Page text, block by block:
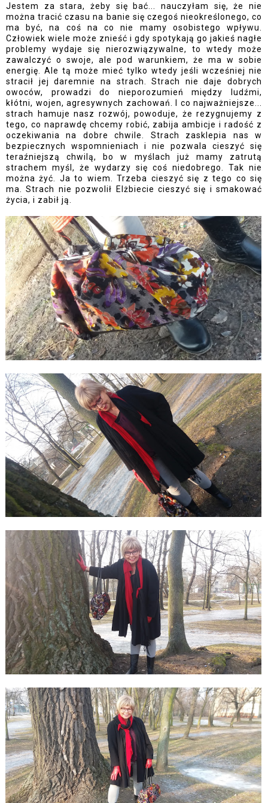
Jestem za stara, żeby się bać... nauczyłam się, że nie
można tracić czasu na banie się czegoś nieokreślonego, co
ma być, na coś na co nie mamy osobistego wpływu.
Człowiek wiele może znieść i gdy spotykają go jakieś nagłe
problemy wydaje się nierozwiązywalne, to wtedy może
zawalczyć o swoje, ale pod warunkiem, że ma w sobie
energię. Ale tą może mieć tylko wtedy jeśli wcześniej nie
stracił jej daremnie na strach. Strach nie daje dobrych
owoców, prowadzi do nieporozumień między ludźmi,
kłótni, wojen, agresywnych zachowań. I co najważniejsze...
strach hamuje nasz rozwój, powoduje, że rezygnujemy z
tego, co naprawdę chcemy robić, zabija ambicje i radość z
oczekiwania na dobre chwile. Strach zasklepia nas w
bezpiecznych wspomnieniach i nie pozwala cieszyć się
teraźniejszą chwilą, bo w myślach już mamy zatrutą
strachem myśl, że wydarzy się coś niedobrego. Tak nie
można żyć. Ja to wiem. Trzeba cieszyć się z tego co się
ma. Strach nie pozwolił Elżbiecie cieszyć się i smakować
życia, i zabił ją.